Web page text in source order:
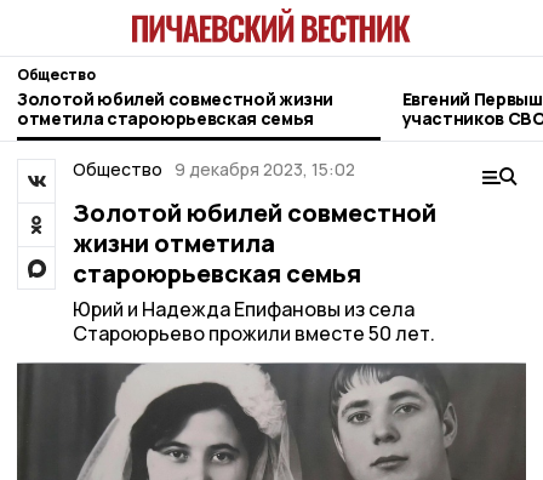
Общество
Золотой юбилей совместной жизни
отметила староюрьевская семья
Евгений
участников
фонда
Общество 9 декабря 2023, 15:02
Золотой юбилей совместной
жизни отметила
староюрьевская семья
Юрий и Надежда Епифановы из села
Староюрьево прожили вместе 50 лет.